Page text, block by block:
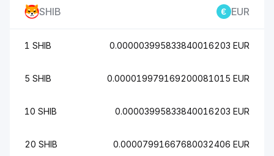
SHIB EUR
1 SHIB 0.000003995833840016203 EUR
5 SHIB 0.000019979169200081015 EUR
10 SHIB 0.00003995833840016203 EUR
20 SHIB 0.00007991667680032406 EUR